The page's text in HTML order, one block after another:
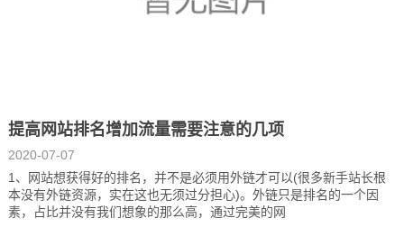
提高网站排名增加流量需要注意的几项
2020-07-07
1、网站想获得好的排名，并不是必须用外链才可以(很多新手站长根
本没有外链资源，实在这也无须过分担心)。外链只是排名的一个因
素，占比并没有我们想象的那么高，通过完美的网